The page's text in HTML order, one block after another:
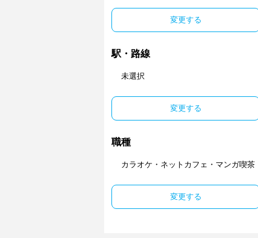
変更する
駅・路線
未選択
変更する
職種
カラオケ・ネットカフェ・マンガ喫茶
変更する